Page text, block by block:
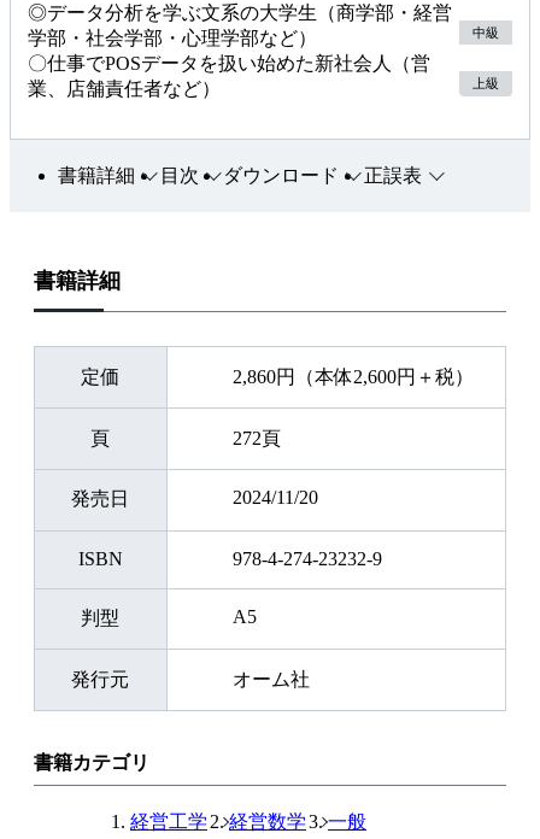
各章の冒頭で「スーパーのマーケティング部の新人が、部長
から集計や分析を依頼される」というストーリーが示され、
そこで提示された課題に沿って学習を進めていきます。高度
集計やクロス集計、集計結果のグラフ化や検定、データ間の
どを身につけることができます。
・大学のデータリテラシーの授業の教科書として
・企業の新人、若手研修の補助教材として
＜本書のポイント＞
つかる課題の解決方法を学ぶため、小売り業の現場に近いか
・数式をほとんど使わないため、数学や統計学が苦手でも読
・Excelの高度な操作は行わず、初出の操作は都度説明する
◎データ分析を学ぶ文系の大学生（商学部・経営
学部・社会学部・心理学部など）
〇仕事でPOSデータを扱い始めた新社会人（営
業、店舗責任者など）
中級
上級
書籍詳細 目次 ダウンロード 正誤表
書籍詳細
定価 2,860円（本体2,600円＋税）
頁 272頁
発売日 2024/11/20
ISBN 978-4-274-23232-9
判型 A5
発行元 オーム社
書籍カテゴリ
経営工学 経営数学 一般